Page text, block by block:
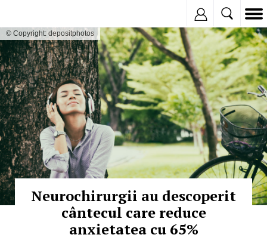
© Copyright: depositphotos
Neurochirurgii au descoperit
cântecul care reduce
anxietatea cu 65%